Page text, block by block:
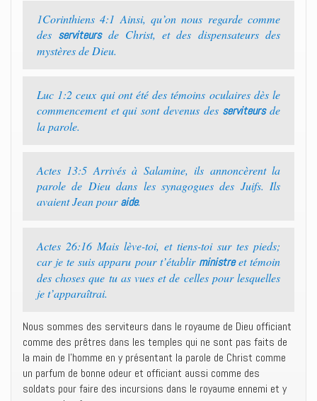
1Corinthiens 4:1 Ainsi, qu’on nous regarde comme
des serviteursde Christ, et des dispensateurs des
mystères de Dieu.
Luc 1:2 ceux qui ont été des témoins oculaires dès le
commencement et qui sont devenus des serviteursde
la parole.
Actes 13:5 Arrivés à Salamine, ils annoncèrent la
parole de Dieu dans les synagogues des Juifs. Ils
avaient Jean pouraide.
Actes 26:16 Mais lève-toi, et tiens-toi sur tes pieds;
car je te suis apparu pour t’établir ministreet témoin
des choses que tu as vues et de celles pour lesquelles
je t’apparaîtrai.
Nous sommes des serviteurs dans le royaume de Dieu officiant
comme des prêtres dans les temples qui ne sont pas faits de
la main de l’homme en y présentant la parole de Christ comme
un parfum de bonne odeur et officiant aussi comme des
soldats pour faire des incursions dans le royaume ennemi et y